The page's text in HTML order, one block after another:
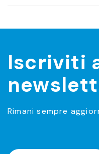
Iscriviti
Rimani sempre